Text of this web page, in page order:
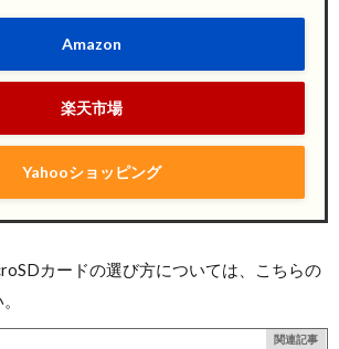
Amazon
楽天市場
Yahooショッピング
カードの選び方については、こちらの
関連記事